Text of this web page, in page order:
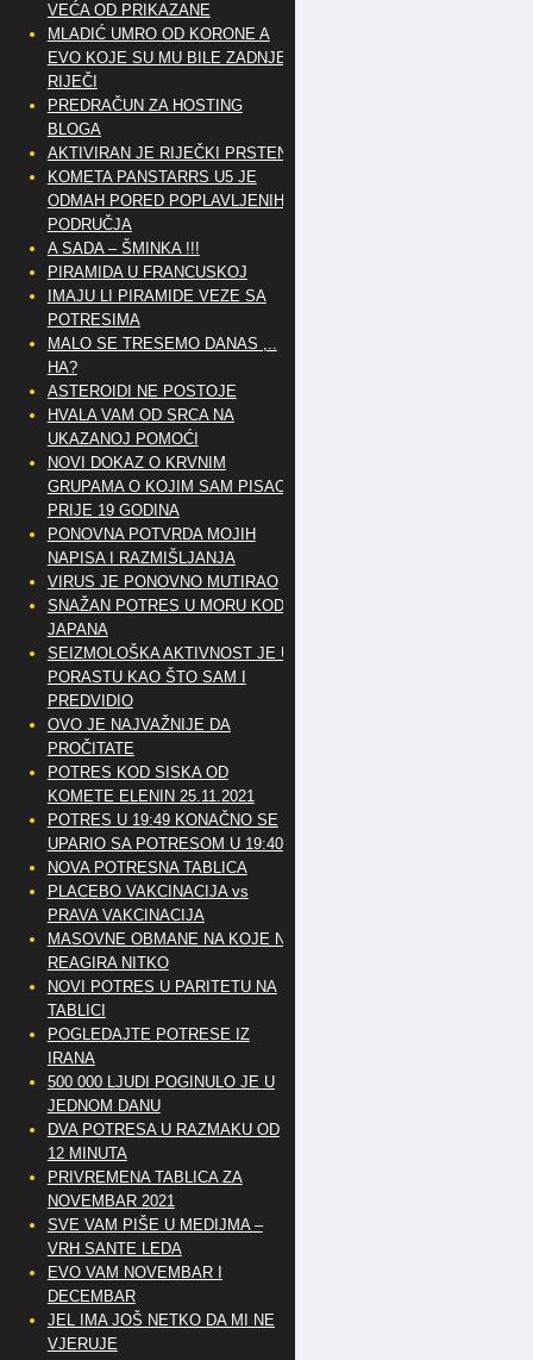
VEĆA OD PRIKAZANE
MLADIĆ UMRO OD KORONE A
EVO KOJE SU MU BILE ZADNJE
RIJEČI
PREDRAČUN ZA HOSTING
BLOGA
AKTIVIRAN JE RIJEČKI PRSTEN
KOMETA PANSTARRS U5 JE
ODMAH PORED POPLAVLJENIH
PODRUČJA
A SADA – ŠMINKA !!!
PIRAMIDA U FRANCUSKOJ
IMAJU LI PIRAMIDE VEZE SA
POTRESIMA
MALO SE TRESEMO DANAS ,..
HA?
ASTEROIDI NE POSTOJE
HVALA VAM OD SRCA NA
UKAZANOJ POMOĆI
NOVI DOKAZ O KRVNIM
GRUPAMA O KOJIM SAM PISAO
PRIJE 19 GODINA
PONOVNA POTVRDA MOJIH
NAPISA I RAZMIŠLJANJA
VIRUS JE PONOVNO MUTIRAO
SNAŽAN POTRES U MORU KOD
JAPANA
SEIZMOLOŠKA AKTIVNOST JE U
PORASTU KAO ŠTO SAM I
PREDVIDIO
OVO JE NAJVAŽNIJE DA
PROČITATE
POTRES KOD SISKA OD
KOMETE ELENIN 25.11.2021
POTRES U 19:49 KONAČNO SE
UPARIO SA POTRESOM U 19:40
NOVA POTRESNA TABLICA
PLACEBO VAKCINACIJA vs
PRAVA VAKCINACIJA
MASOVNE OBMANE NA KOJE NE
REAGIRA NITKO
NOVI POTRES U PARITETU NA
TABLICI
POGLEDAJTE POTRESE IZ
IRANA
500 000 LJUDI POGINULO JE U
JEDNOM DANU
DVA POTRESA U RAZMAKU OD
12 MINUTA
PRIVREMENA TABLICA ZA
NOVEMBAR 2021
SVE VAM PIŠE U MEDIJMA –
VRH SANTE LEDA
EVO VAM NOVEMBAR I
DECEMBAR
JEL IMA JOŠ NETKO DA MI NE
VJERUJE